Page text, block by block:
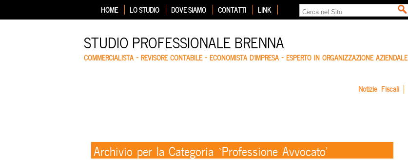
HOME LO STUDIO DOVE SIAMO CONTATTI LINK
STUDIO PROFESSIONALE BRENNA
COMMERCIALISTA – REVISORE CONTABILE – ECONOMISTA D'IMPRESA – ESPERTO IN ORGANIZZAZIONE AZIENDALE
Notizie Fiscali
Archivio per la Categoria ‘Professione Avvocato’